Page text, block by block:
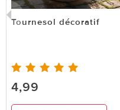
Tournesol décoratif
4,99